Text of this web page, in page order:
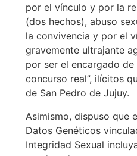
por el vínculo y por la
(dos hechos), abuso
la convivencia y por el
gravemente ultrajante
por ser el encargado
concurso real”, ilícitos
de San Pedro de Jujuy.
Asimismo, dispuso que
Datos Genéticos
Integridad Sexual